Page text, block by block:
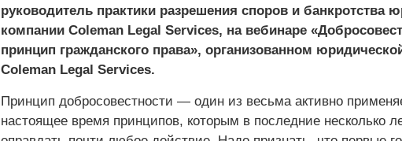
руководитель практики разрешения споров и банкротства
компании Coleman Legal Services, на вебинаре
принцип гражданского права», организованном
Coleman Legal Services.
Принцип добросовестности — один из весьма активно
настоящее время принципов, которым в последние несколько